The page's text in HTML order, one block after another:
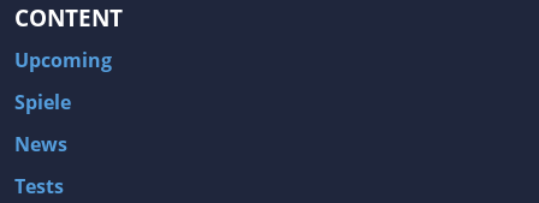
CONTENT
Upcoming
Spiele
News
Tests